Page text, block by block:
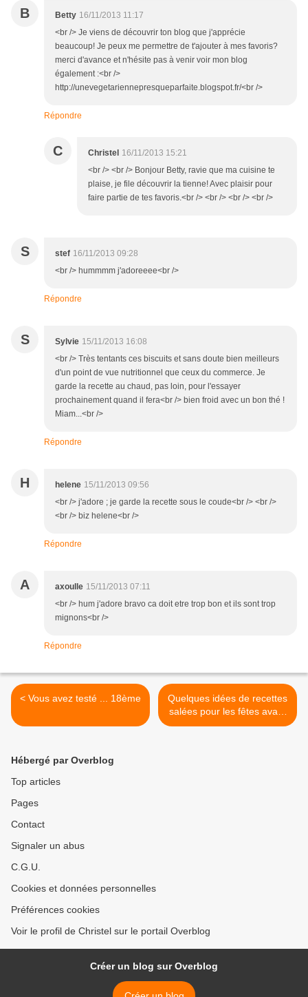
B Betty 16/11/2013 11:17
<br /> Je viens de découvrir ton blog que j'apprécie
beaucoup! Je peux me permettre de t'ajouter à mes favoris?
merci d'avance et n'hésite pas à venir voir mon blog
également :<br />
http://unevegetariennepresqueparfaite.blogspot.fr/<br />
Répondre
C Christel 16/11/2013 15:21
<br /> <br /> Bonjour Betty, ravie que ma cuisine te
plaise, je file découvrir la tienne! Avec plaisir pour
faire partie de tes favoris.<br /> <br /> <br /> <br />
S stef 16/11/2013 09:28
<br /> hummmm j'adoreeee<br />
Répondre
S Sylvie 15/11/2013 16:08
<br /> Très tentants ces biscuits et sans doute bien meilleurs
d'un point de vue nutritionnel que ceux du commerce. Je
garde la recette au chaud, pas loin, pour l'essayer
prochainement quand il fera<br /> bien froid avec un bon thé !
Miam...<br />
Répondre
H helene 15/11/2013 09:56
<br /> j'adore ; je garde la recette sous le coude<br /> <br />
<br /> biz helene<br />
Répondre
A axoulle 15/11/2013 07:11
<br /> hum j'adore bravo ca doit etre trop bon et ils sont trop
mignons<br />
Répondre
< Vous avez testé ... 18ème
Quelques idées de recettes
salées pour les fêtes avant
les nouveautés 2013... >
Hébergé par Overblog
Top articles
Pages
Contact
Signaler un abus
C.G.U.
Cookies et données personnelles
Préférences cookies
Voir le profil de Christel sur le portail Overblog
Créer un blog sur Overblog